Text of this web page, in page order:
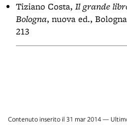
Tiziano Costa, Il grande
Bologna, nuova ed.,
213
Contenuto inserito il 31 mar 2014 —